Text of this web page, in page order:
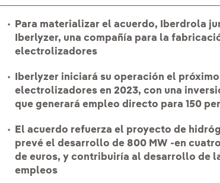
Para materializar el acuerdo, Iberdrola
Iberlyzer, una compañía para la
electrolizadores
Iberlyzer iniciará su operación el
electrolizadores en 2023, con una
que generará empleo directo para 150
El acuerdo refuerza el proyecto de
prevé el desarrollo de 800 MW -en
de euros, y contribuiría al desarrollo de
empleos